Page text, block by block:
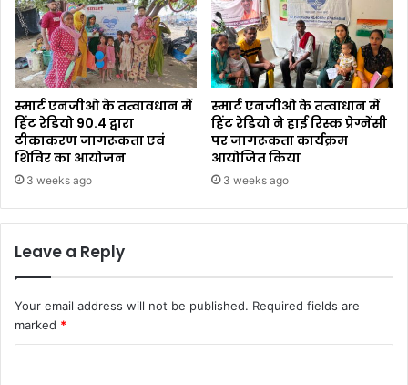
स्मार्ट एनजीओ के तत्वावधान में
हिंट रेडियो 90.4 द्वारा
टीकाकरण जागरूकता एवं
शिविर का आयोजन
3 weeks ago
स्मार्ट एनजीओ के तत्वाधान में
हिंट रेडियो ने हाई रिस्क प्रेग्नेंसी
पर जागरूकता कार्यक्रम
आयोजित किया
3 weeks ago
Leave a Reply
Your email address will not be published. Required fields are
marked *